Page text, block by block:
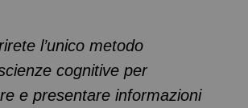
l’unico metodo
cognitive per
e presentare informazioni